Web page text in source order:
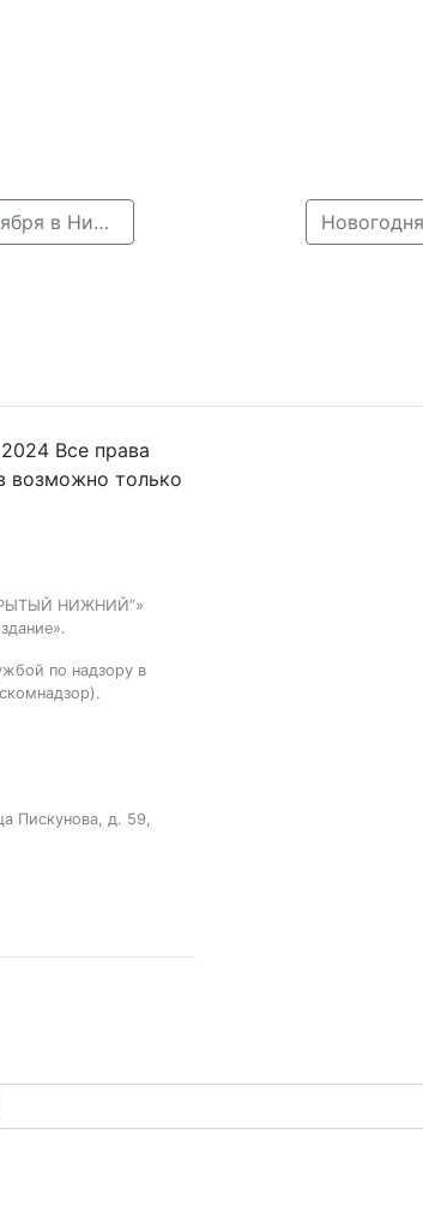
← 7-ая выставка Навигатор Поступления пройдет 16 сентября в Нижнем Новгороде
Все права
возможно только
НИЖНИЙ”»
по надзору в
Пискунова, д. 59,